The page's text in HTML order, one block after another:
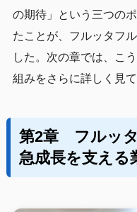
の期待」という三つの
たことが、フルッタフ
した。次の章では、こ
組みをさらに詳しく見て
第2章 フルッ
急成長を支える